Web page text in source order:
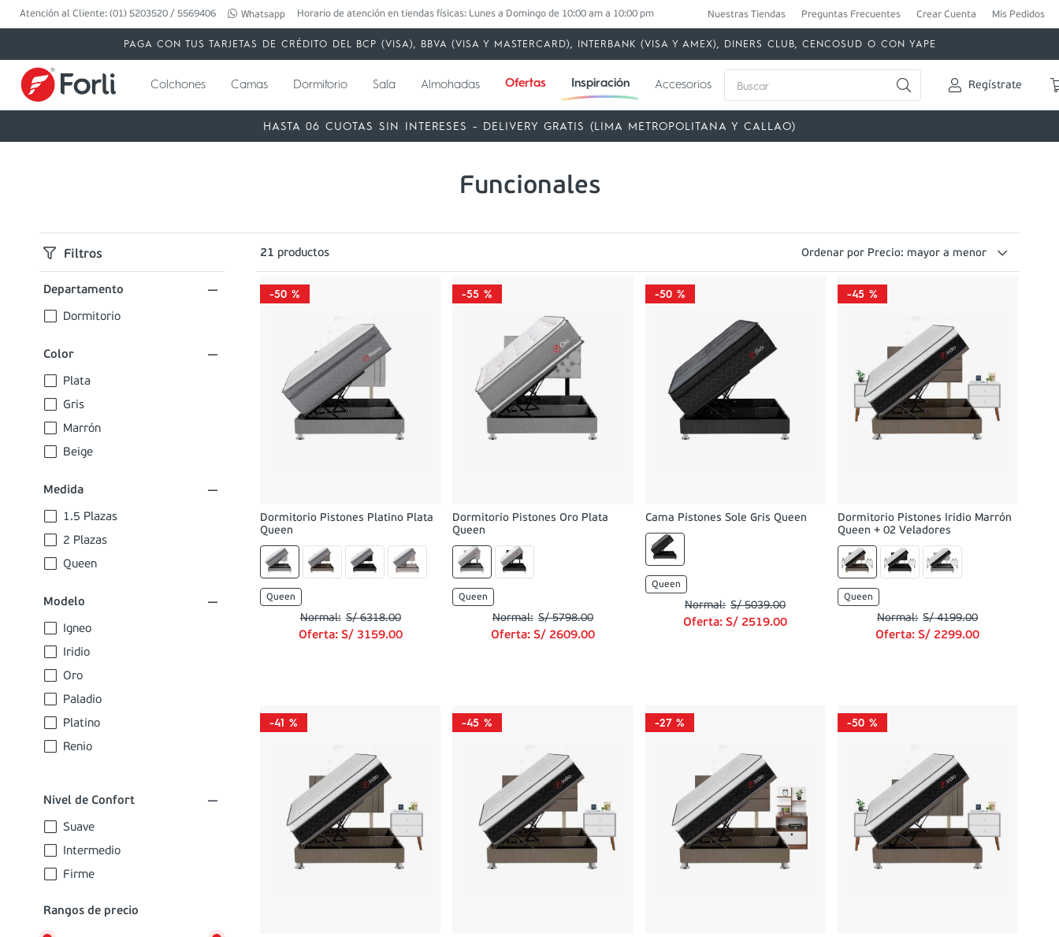
Atención al Cliente: (01) 5203520 / 5569406 Whatsapp Horario de atención en tiendas físicas: Lunes a Domingo de 10:00 am a 10:00 pm Nuestras Tiendas Preguntas Frecuentes Crear Cuenta Mis Pedidos
PAGA CON TUS TARJETAS DE CRÉDITO DEL BCP (VISA), BBVA (VISA Y MASTERCARD), INTERBANK (VISA Y AMEX), DINERS CLUB, CENCOSUD O CON YAPE
Colchones Camas Dormitorio Sala Almohadas Ofertas Inspiración Accesorios Regístrate
HASTA 06 CUOTAS SIN INTERESES - DELIVERY GRATIS (LIMA METROPOLITANA Y CALLAO)
Funcionales
Filtros
Departamento
Dormitorio
Color
Plata
Gris
Marrón
Beige
Medida
1.5 Plazas
2 Plazas
Queen
Modelo
Igneo
Iridio
Oro
Paladio
Platino
Renio
Nivel de Confort
Suave
Intermedio
Firme
Rangos de precio
21 productos Ordenar por Precio: mayor a menor
-50 %
Dormitorio Pistones Platino Plata
Queen
Queen
S/ 6318.00
Oferta: S/ 3159.00
-55 %
Dormitorio Pistones Oro Plata
Queen
Queen
S/ 5798.00
Oferta: S/ 2609.00
-50 %
Cama Pistones Sole Gris Queen
Queen
S/ 5039.00
Oferta:S/ 2519.00
-45 %
Dormitorio Pistones Iridio Marrón
Queen + 02 Veladores
Queen
S/ 4199.00
Oferta:S/ 2299.00
-41 % -45 % -27 % -50 %